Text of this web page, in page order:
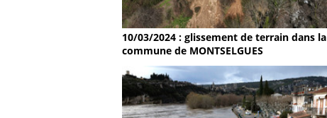
10/03/2024 : glissement de terrain dans la
commune de MONTSELGUES